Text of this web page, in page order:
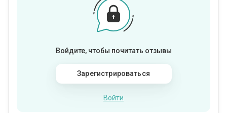
Войдите, чтобы почитать отзывы
Зарегистрироваться
Войти